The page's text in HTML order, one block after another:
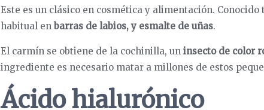
Este es un clásico en cosmética y alimentación. Conocido
habitual enbarras de labios, y esmalte de uñas.
El carmín se obtiene de la cochinilla, un insecto de color
ingrediente es necesario matar a millones de estos
Ácido hialurónico